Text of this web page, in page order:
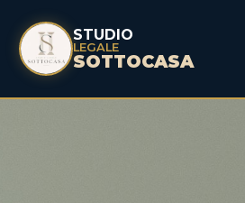
STUDIO
LEGALE
SOTTOCASA